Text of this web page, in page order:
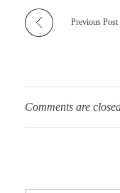
Previous Post
Comments are